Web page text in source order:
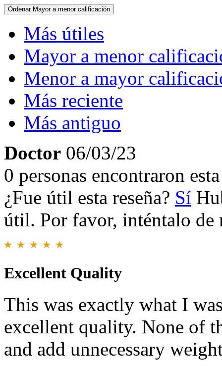
Ordenar Mayor a menor calificación
Más útiles
Mayor a menor
Menor a mayor
Más reciente
Más antiguo
Doctor 06/03/23
0 personas encontraron
¿Fue útil esta reseña? Sí
útil. Por favor, inténtalo de
Excellent Quality
This was exactly what I
excellent quality. None of
and add unnecessary